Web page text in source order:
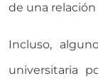
de una relación
Incluso,
universitaria